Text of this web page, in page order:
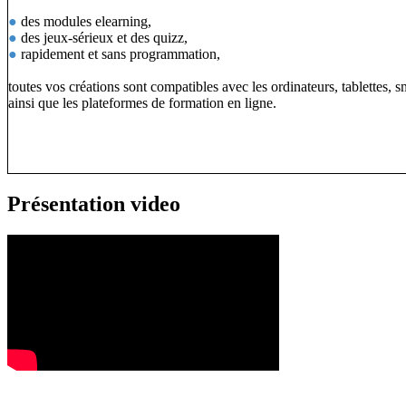
● des modules elearning,
● des jeux-sérieux et des quizz,
● rapidement et sans programmation,
toutes vos créations sont compatibles avec les ordinateurs, tablettes,
ainsi que les plateformes de formation en ligne.
Présentation video